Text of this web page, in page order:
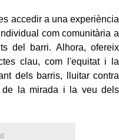
accedir a una experiència
com comunitària a
del barri. Alhora, ofereix
clau, com l'equitat i la
dels barris, lluitar contra
de la mirada i la veu dels